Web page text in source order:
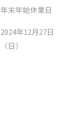
年末年始休業日
2024年12月27日
（日）